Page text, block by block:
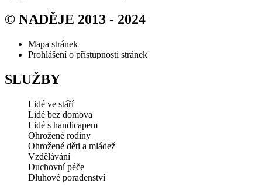
© NADĚJE 2013 - 2024
Mapa stránek
Prohlášení o přístupnosti stránek
SLUŽBY
Lidé ve stáří
Lidé bez domova
Lidé s handicapem
Ohrožené rodiny
Ohrožené děti a mládež
Vzdělávání
Duchovní péče
Dluhové poradenství